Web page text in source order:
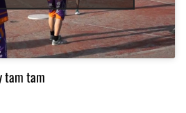
tam tam